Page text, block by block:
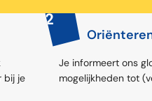
bij je
2
Je informeert ons
mogelijkheden tot